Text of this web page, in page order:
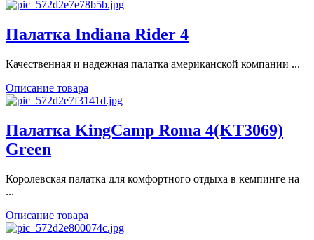
Палатка Indiana Rider 4
Качественная и надежная палатка американской компании ...
Описание товара
Палатка KingCamp Roma 4(KT3069)
Green
Королевская палатка для комфортного отдыха в кемпинге на
...
Описание товара